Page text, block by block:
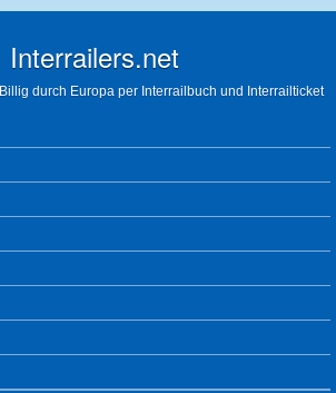
Interrailers.net
Billig durch Europa per Interrailbuch und Interrailticket